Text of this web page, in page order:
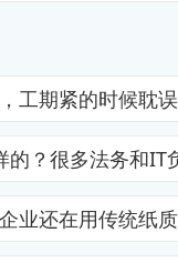
期紧的时候
很多法务
还在用传统